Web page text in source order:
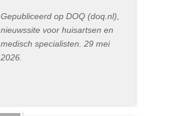
Gepubliceerd op DOQ (doq.nl),
nieuwssite voor huisartsen en
medisch specialisten. 29 mei
2026.